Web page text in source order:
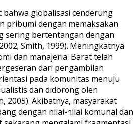
bahwa globalisasi cenderung
pribumi dengan memaksakan
sering bertentangan dengan
Smith, 1999). Meningkatnya
dan manajerial Barat telah
dari pengambilan
pada komunitas menuju
dan didorong oleh
2005). Akibatnya, masyarakat
dengan nilai-nilai komunal dan